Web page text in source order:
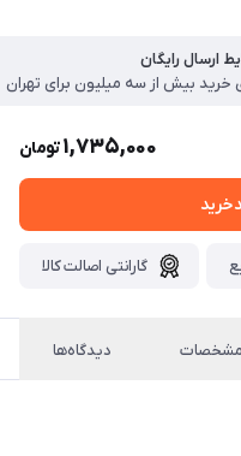
ارسال رایگان
خرید بیش از سه میلیون برای تهران
1,735,000تومان
گارانتی اصالت کالا
مشخصات دیدگاه‌ها